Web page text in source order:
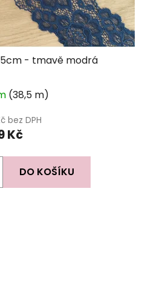
- tmavě modrá
(38,5 m)
bez DPH
Kč
DO KOŠÍKU